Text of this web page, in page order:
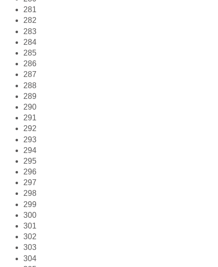
281
282
283
284
285
286
287
288
289
290
291
292
293
294
295
296
297
298
299
300
301
302
303
304